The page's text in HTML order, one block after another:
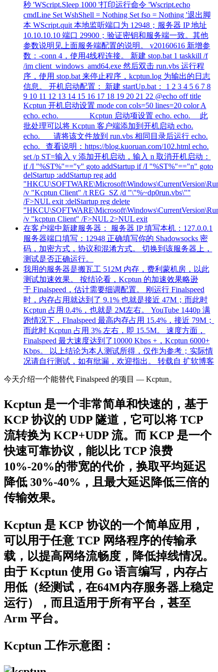
秒 'WScript.Sleep 1000 '打印运行命令 'Wscript.echo
cmdLine Set WshShell = Nothing Set fso = Nothing '退出脚
本 WScript.quit 本地监听端口为 12948；服务器 IP 地址
10.10.10.10 端口 29900；验证密钥和服务端一致。其他
参数说明见上面服务端配置的说明。 v20160616 新增参
数：-conn 4，使用4线程连接。 新建 stop.bat 1 taskkill /f
/im client_windows_amd64.exe 然后双击 run.vbs 运行程
序，使用 stop.bat 来停止程序，kcptun.log 为输出的日志
信息。 开机启动配置： 新建 startUp.bat： 1 2 3 4 5 6 7 8
9 10 11 12 13 14 15 16 17 18 19 20 21 22 @echo off title
Kcptun 开机启动设置 mode con cols=50 lines=20 color A
echo. echo. Kcptun 启动项设置 echo. echo. 此
批处理可以将 Kcptun 客户端添加到开机启动 echo.
echo. 请将该文件放到 run.vbs 相同目录后运行 echo.
echo. 查看说明：https://blog.kuoruan.com/102.html echo.
set /p ST=输入 y 添加开机启动，输入 n 取消开机启动：
if /I "%ST%"=="y" goto addStartup if /I "%ST%"=="n" goto
delStartup :addStartup reg add
/v "Kcptun Client" /t REG_SZ /d "\"%~dp0run.vbs\""
/F>NUL exit :delStartup reg delete
/v "kcptun Client" /F>NUL 2>NUL exit
在客户端中新建服务器： 服务器 IP 填写本机：127.0.0.1
服务器端口填写：12948 正确填写你的 Shadowsocks 密
码，加密方式，协议和混淆方式。 切换到该服务器上，
测试是否正确运行。
我用的服务器是搬瓦工 512M 内存，费利蒙机房，以此
测试加速效果。 按结论看，Kcptun 的加速效果略逊
于 Finalspeed，估计需要细调配置。 刚运行 Finalspeed
时，内存占用就达到了 9.1% 也就是接近 47M；而此时
Kcptun 占用 0.4%，也就是 2M左右。 YouTube 1440p 满
跑情况下，FInalspeed 最高内存占用 15.4%，接近 79M；
而此时 Kcptun 占用 3% 左右，即 15.5M。 速度方面，
Finalspeed 最大速度达到了10000 Kbps +，Kcptun 6000+
Kbps。 以上结论为本人测试所得，仅作为参考；实际情
况请自行测试，如有纰漏，欢迎指出。 转载自 扩软博客
今天介绍一个能替代 Finalspeed 的项目 — Kcptun。
Kcptun 是一个非常简单和快速的，基于
KCP 协议的 UDP 隧道，它可以将 TCP
流转换为 KCP+UDP 流。而 KCP 是一个
快速可靠协议，能以比 TCP 浪费
10%-20%的带宽的代价，换取平均延迟
降低 30%-40%，且最大延迟降低三倍的
传输效果。
Kcptun 是 KCP 协议的一个简单应用，
可以用于任意 TCP 网络程序的传输承
载，以提高网络流畅度，降低掉线情况。
由于 Kcptun 使用 Go 语言编写，内存占
用低（经测试，在64M内存服务器上稳定
运行），而且适用于所有平台，甚至
Arm 平台。
Kcptun 工作示意图：